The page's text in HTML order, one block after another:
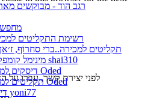
רגב הוד - מבוקשים
מחפש
רשימת התקליטים
תקליטים למכירה..ברי סחרוֹף,
מינימל קומפקט, רמי פורטיס מאת shai310
דיסקים למכירה - מתעדכן מאת Oded
תקליטים למכירה - מתעדכן מאת Oded
דיסקים מבוקשים מאת yoni77
לפני יצירת קשר, עברו על